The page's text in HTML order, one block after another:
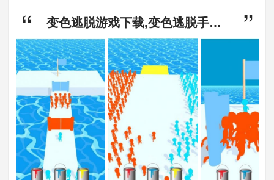
变色逃脱游戏下载,变色逃脱手机版最新下载